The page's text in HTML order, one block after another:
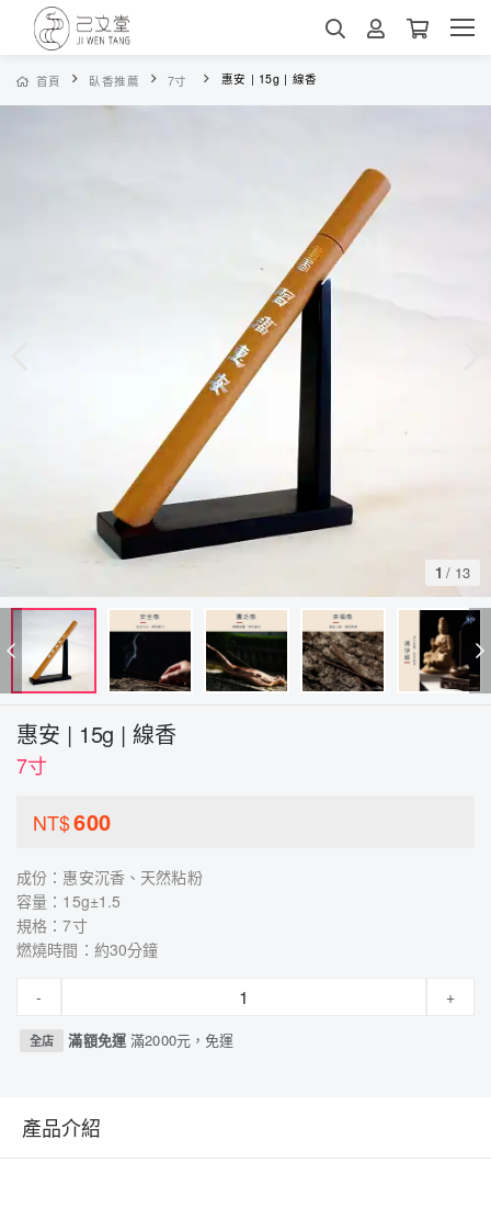
首頁 臥香推薦 7寸 惠安 | 15g | 線香
1 / 13
惠安 | 15g | 線香
7寸
NT$600
成份：惠安沉香、天然粘粉
容量：15g±1.5
規格：7寸
燃燒時間：約30分鐘
- +
全店 滿額免運滿2000元，免運
產品介紹